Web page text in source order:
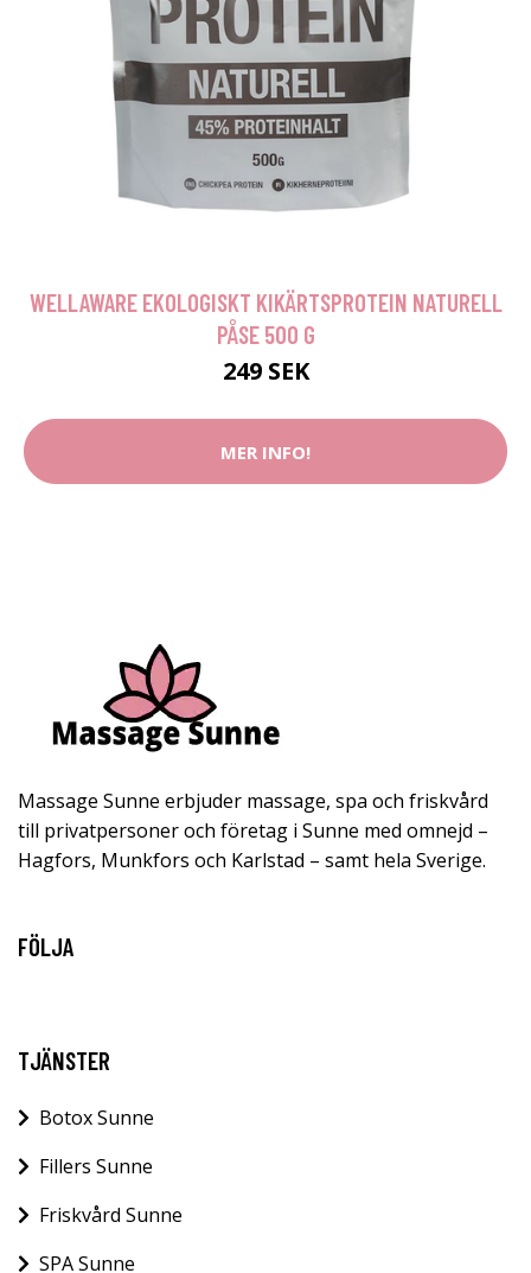
WELLAWARE EKOLOGISKT KIKÄRTSPROTEIN NATURELL
PÅSE 500 G
249 SEK
MER INFO!
Massage Sunne erbjuder massage, spa och friskvård
till privatpersoner och företag i Sunne med omnejd –
Hagfors, Munkfors och Karlstad – samt hela Sverige.
FÖLJA
TJÄNSTER
Botox Sunne
Fillers Sunne
Friskvård Sunne
SPA Sunne